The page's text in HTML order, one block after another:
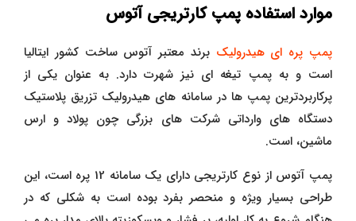
موارد استفاده پمپ کارتریجی آتوس
پمپ پره ای هیدرولیک برند معتبر آتوس ساخت کشور ایتالیا
است و به پمپ تیغه ای نیز شهرت دارد. به عنوان یکی از
پرکاربردترین پمپ ها در سامانه های هیدرولیک تزریق پلاستیک
دستگاه های وارداتی شرکت های بزرگی چون پولاد و ارس
ماشین، است.
پمپ آتوس از نوع کارتریجی دارای یک سامانه 12 پره است، این
طراحی بسیار ویژه و منحصر بفرد بوده است به شکلی که در